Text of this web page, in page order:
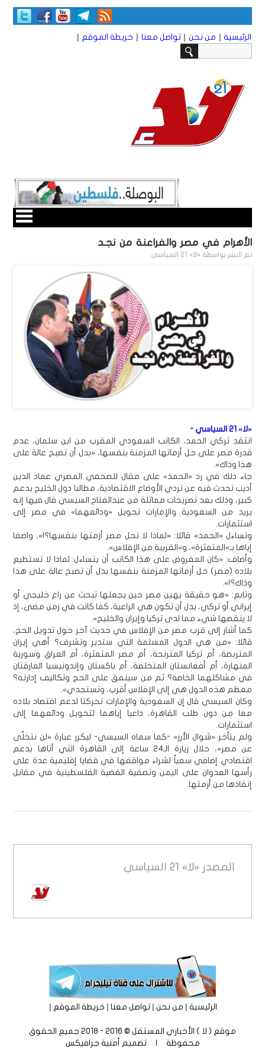
الرئيسية | من نحن | تواصل معنا | خريطة الموقع |
الأهرام في مصر والفراعنة من نجـد
تم النشر بواسطة «لا» 21 السياسي
«لا» 21 السياسي -
انتقد تركي الحمد، الكاتب السعودي المقرب من ابن سلمان، عدم
قدرة مصر على حل أزماتها المزمنة بنفسها، «بدل أن تصبح عالة على
هذا وذاك».
جاء ذلك في رد «الحمد» على مقال للصحفي المصري عماد الدين
أديب تحدث فيه عن تردي الأوضاع الاقتصادية، مطالبا دول الخليج بدعم
كبير، وذلك بعد تصريحات مماثلة من عبدالفتاح السيسي قال فيها إنه
يريد من السعودية والإمارات تحويل «ودائعهما» في مصر إلى
استثمارات.
وتساءل «الحمد» قائلا: «لماذا لا تحل مصر أزمتها بنفسها؟!»، واصفا
إياها بـ»المتعثرة»، و»القريبة من الإفلاس».
وأضاف: «كان المفروض على هذا الكاتب أن يتساءل: لماذا لا تستطيع
بلاده (مصر) حل أزماتها المزمنة بنفسها بدل أن تصبح عالة على هذا
وذاك؟!».
وتابع: «هو حقيقة يهين مصر حين يجعلها تبحث عن راع خليجي أو
إيراني أو تركي، بدل أن تكون هي الراعية، كما كانت في زمن مضى، إذ
لا ينقصها شيء مما لدى تركيا وإيران والخليج».
كما أشار إلى قرب مصر من الإفلاس في حديث آخر حول تدويل الحج،
قائلا: «من هي الدول المسلمة التي ستدير وتشرف؟ أهي إيران
المتربصة، أم تركيا المترنحة، أم مصر المتعثرة، أم العراق وسورية
المنهارة، أم أفغانستان المتخلفة، أم باكستان وإندونيسيا الغارقتان
في مشاكلهما الخاصة؟ ثم من سينفق على الحج وتكاليف إدارته؟
معظم هذه الدول هي إلى الإفلاس أقرب، وتستجدي».
وكان السيسي قال إن السعودية والإمارات تحركتا لدعم اقتصاد بلاده
معا من دون طلب القاهرة، داعيا إياهما لتحويل ودائعهما إلى
استثمارات.
ولم يتأخر «شوال الأرز» -كما سماه السيسي- ليكرر عبارة «لن نتخلّى
عن مصر»، خلال زيارة الـ24 ساعة إلى القاهرة التي أتاها بدعم
اقتصادي إضافي سعياً لشراء مواقفها في قضايا إقليمية عدة على
رأسها العدوان على اليمن وتصفية القضية الفلسطينية في مقابل
إنقاذها من أزمتها.
المصدر «لا» 21 السياسي
الرئيسية|من نحن|تواصل معنا|خريطة الموقع |
موقع ( لا ) الأخباري المستقل © 2016 - 2018 جميع الحقوق
محفوظة | تصميم أمنية جرافيكس